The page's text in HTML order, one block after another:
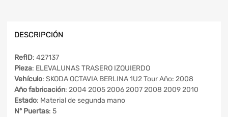
DESCRIPCIÓN
RefID: 427137
Pieza: ELEVALUNAS TRASERO IZQUIERDO
Vehículo: SKODA OCTAVIA BERLINA 1U2 Tour Año: 2008
Año fabricación: 2004 2005 2006 2007 2008 2009 2010
Estado: Material de segunda mano
Nº Puertas: 5